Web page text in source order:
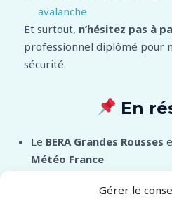
Gérer le
avalanche
Et surtout, n’hésitez pas à
professionnel diplômé pour
sécurité.
En
Le BERA Grandes Rousses
Météo France
Auris-en-Oisans